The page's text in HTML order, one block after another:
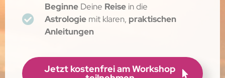
Beginne Deine Reise in die
Astrologie mit klaren, praktischen
Anleitungen
Jetzt kostenfrei am Workshop